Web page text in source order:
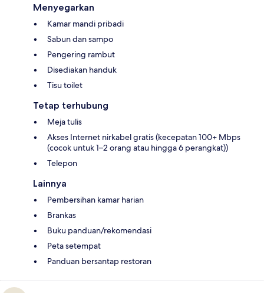
Menyegarkan
Kamar mandi pribadi
Sabun dan sampo
Pengering rambut
Disediakan handuk
Tisu toilet
Tetap terhubung
Meja tulis
Akses Internet nirkabel gratis (kecepatan 100+ Mbps
(cocok untuk 1–2 orang atau hingga 6 perangkat))
Telepon
Lainnya
Pembersihan kamar harian
Brankas
Buku panduan/rekomendasi
Peta setempat
Panduan bersantap restoran